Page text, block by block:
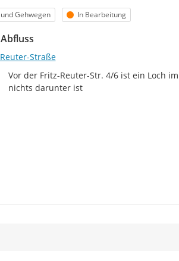
Gehwegen Status
In Bearbeitung
Straße
Vor der Fritz-Reuter-Str. 4/6 ist ein Loch
nichts darunter ist